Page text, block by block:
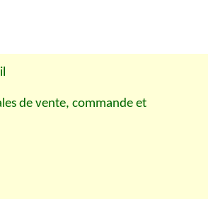
de vente, commande et